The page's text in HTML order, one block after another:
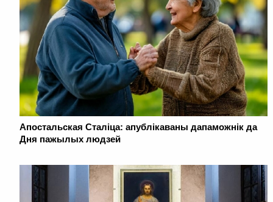
Апостальская Сталіца: апублікаваны дапаможнік да
Дня пажылых людзей